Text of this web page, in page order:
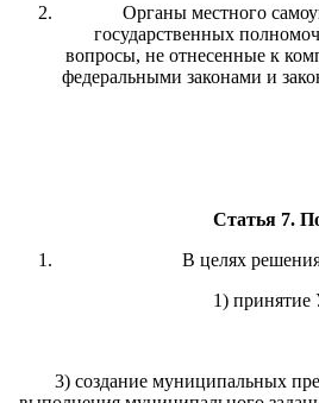
Органы местного
государственных
вопросы, не отнесенные к
федеральными законами и
Статья 7.
В целях
1) принятие
3) создание муниципальных